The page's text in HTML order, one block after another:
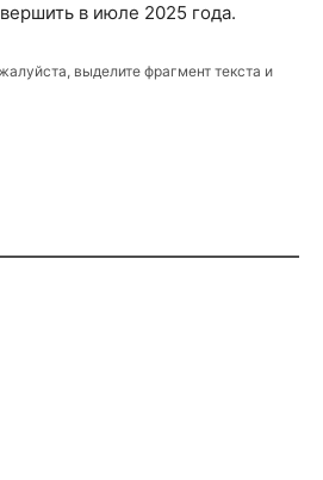
в июле 2025 года.
выделите фрагмент текста и